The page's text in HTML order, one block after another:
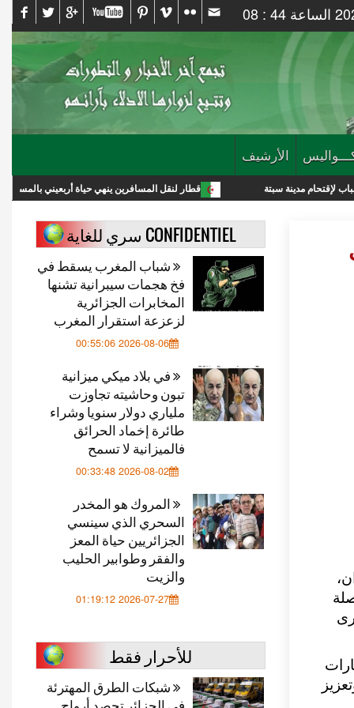
الأرشيف
قطار لنقل المسافرين ينهي حياة أربعيني بالمسيلة سبتة
CONFIDENTIEL سري للغاية
شباب المغرب يسقط في
فخ هجمات سيبرانية تشنها
المخابرات الجزائرية
لزعزعة استقرار المغرب
2026-08-06 00:55:06
في بلاد ميكي ميزانية
تبون وحاشيته تجاوزت
ملياري دولار سنويا وشراء
طائرة إخماد الحرائق
فالميزانية لا تسمح
2026-08-02 00:33:48
المروك هو المخدر
السحري الذي سينسي
الجزائريين حياة المعز
والفقر وطوابير الحليب
والزيت
2026-07-27 01:19:12
للأحرار فقط
شبكات الطرق المهترئة